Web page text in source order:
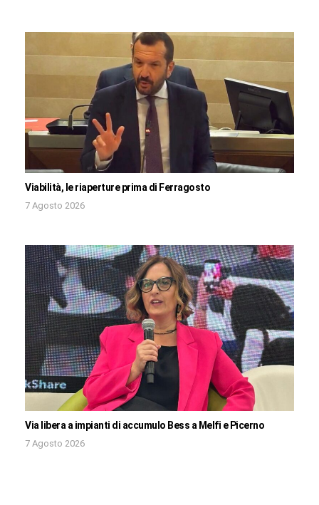
Viabilità, le riaperture prima di Ferragosto
7 Agosto 2026
Via libera a impianti di accumulo Bess a Melfi e Picerno
7 Agosto 2026